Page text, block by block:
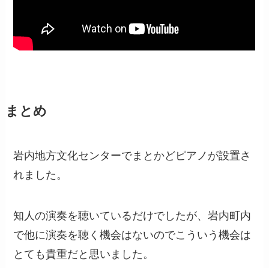
まとめ
岩内地方文化センターでまとかどピアノが設置さ
れました。
知人の演奏を聴いているだけでしたが、岩内町内
で他に演奏を聴く機会はないのでこういう機会は
とても貴重だと思いました。